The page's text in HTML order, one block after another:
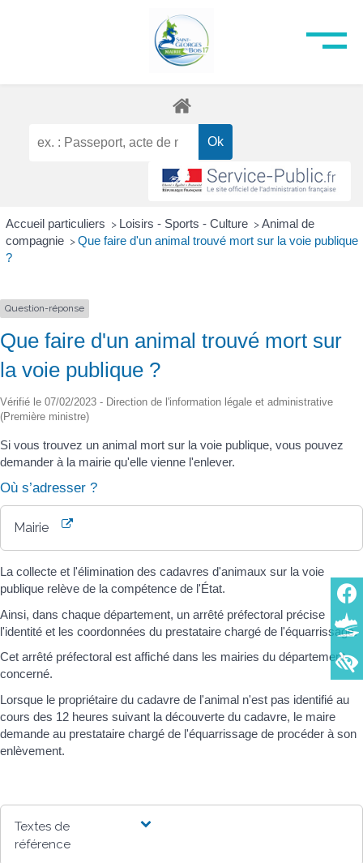
Accueil particuliers > Loisirs - Sports - Culture > Animal de
compagnie > Que faire d'un animal trouvé mort sur la voie publique
?
Question-réponse
Que faire d'un animal trouvé mort sur
la voie publique ?
Vérifié le 07/02/2023 - Direction de l'information légale et administrative
(Première ministre)
Si vous trouvez un animal mort sur la voie publique, vous pouvez
demander à la mairie qu'elle vienne l'enlever.
Où s’adresser ?
Mairie
La collecte et l'élimination des cadavres d'animaux sur la voie
publique relève de la compétence de l'État.
Ainsi, dans chaque département, un arrêté préfectoral précise
l'identité et les coordonnées du prestataire chargé de l'équarrissage.
Cet arrêté préfectoral est affiché dans les mairies du département
concerné.
Lorsque le propriétaire du cadavre de l'animal n'est pas identifié au
cours des 12 heures suivant la découverte du cadavre, le maire
demande au prestataire chargé de l'équarrissage de procéder à son
enlèvement.
Textes de
référence